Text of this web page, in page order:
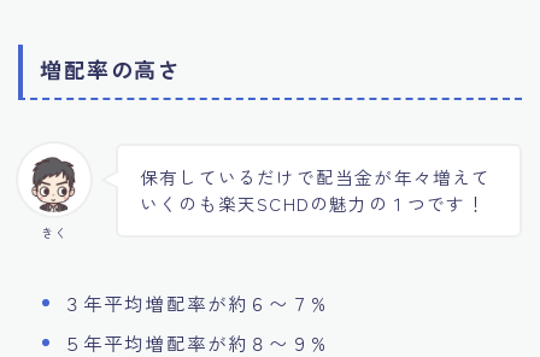
増配率の高さ
きく
保有しているだけで配当金が年々増えて
いくのも楽天SCHDの魅力の１つです！
３年平均増配率が約６〜７%
５年平均増配率が約８〜９%